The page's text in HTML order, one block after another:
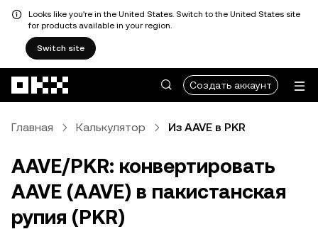
Looks like you're in the United States. Switch to the United States site
for products available in your region.
Switch site
Создать аккаунт
Главная Калькулятор Из AAVE в PKR
AAVE/PKR: конвертировать
AAVE (AAVE) в пакистанская
рупия (PKR)